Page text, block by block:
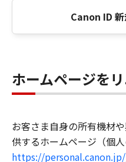
Canon ID
ホームページを
お客さま自身の所有機材
供するホームページ（個
https://personal.canon.jp/